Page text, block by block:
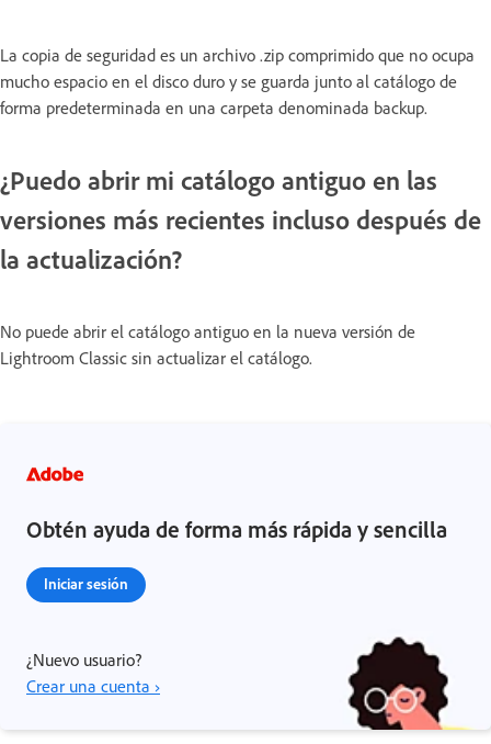
La copia de seguridad es un archivo .zip comprimido que no ocupa
mucho espacio en el disco duro y se guarda junto al catálogo de
forma predeterminada en una carpeta denominada backup.
¿Puedo abrir mi catálogo antiguo en las
versiones más recientes incluso después de
la actualización?
No puede abrir el catálogo antiguo en la nueva versión de
Lightroom Classic sin actualizar el catálogo.
Obtén ayuda de forma más rápida y sencilla
Iniciar sesión
¿Nuevo usuario?
Crear una cuenta ›